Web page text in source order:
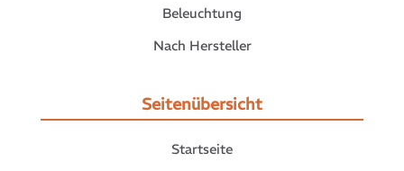
Beleuchtung
Nach Hersteller
Seitenübersicht
Startseite